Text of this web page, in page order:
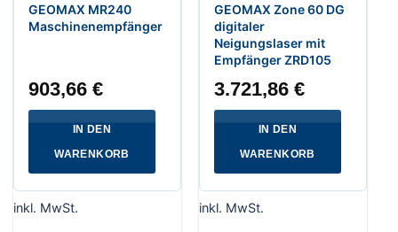
GEOMAX MR240
Maschinenempfänger
903,66€
IN DEN
WARENKORB
inkl. MwSt.
GEOMAX Zone 60 DG
digitaler
Neigungslaser mit
Empfänger ZRD105
3.721,86€
IN DEN
WARENKORB
inkl. MwSt.